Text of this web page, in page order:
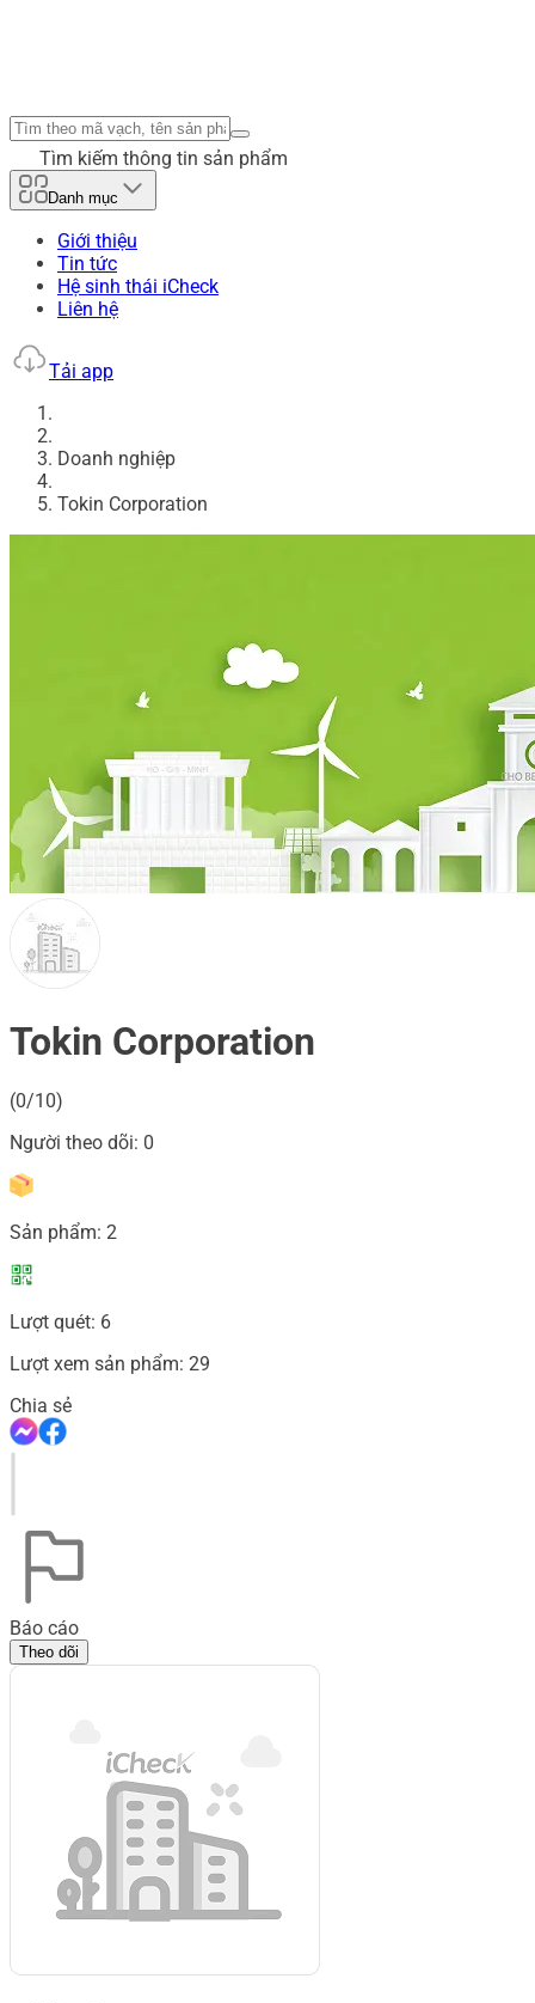
Tìm kiếm thông tin sản phẩm
Danh mục
Giới thiệu
Tin tức
Hệ sinh thái iCheck
Liên hệ
Tải app
Doanh nghiệp
Tokin Corporation
Tokin Corporation
(0/10)
Người theo dõi: 0
Sản phẩm: 2
Lượt quét: 6
Lượt xem sản phẩm: 29
Chia sẻ
Báo cáo
Theo dõi